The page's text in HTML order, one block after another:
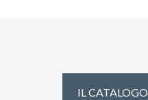
IL CATALOGO